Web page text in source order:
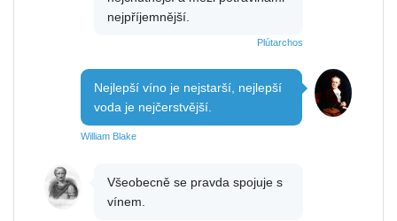
nejpříjemnější.
Plútarchos
Nejlepší víno je nejstarší, nejlepší
voda je nejčerstvější.
William Blake
Všeobecně se pravda spojuje s
vínem.